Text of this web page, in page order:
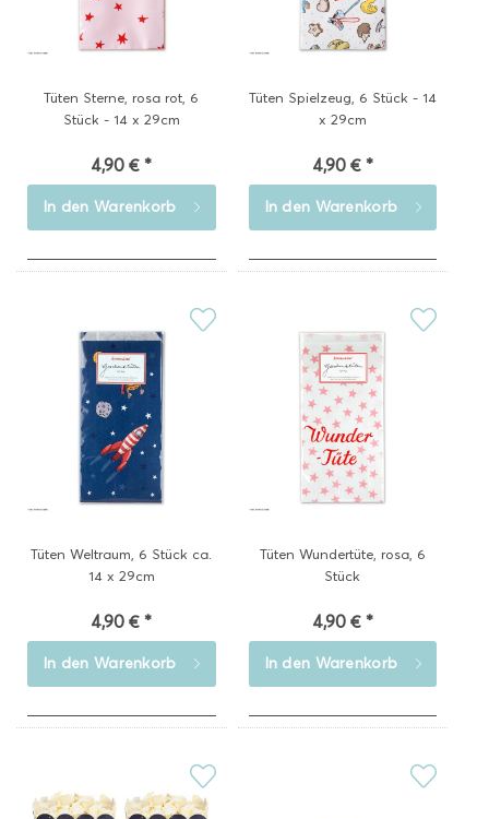
Tüten Sterne, rosa rot, 6
Stück - 14 x 29cm
4,90 € *
In den Warenkorb
Tüten Spielzeug, 6 Stück - 14
x 29cm
4,90 € *
In den Warenkorb
Tüten Weltraum, 6 Stück ca.
14 x 29cm
4,90 € *
In den Warenkorb
Tüten Wundertüte, rosa, 6
Stück
4,90 € *
In den Warenkorb